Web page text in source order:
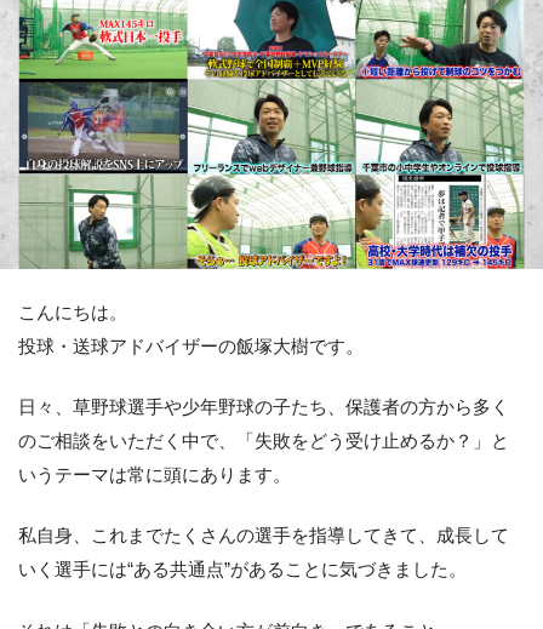
こんにちは。
投球・送球アドバイザーの飯塚大樹です。
日々、草野球選手や少年野球の子たち、保護者の方から多く
のご相談をいただく中で、「失敗をどう受け止めるか？」と
いうテーマは常に頭にあります。
私自身、これまでたくさんの選手を指導してきて、成長して
いく選手には“ある共通点”があることに気づきました。